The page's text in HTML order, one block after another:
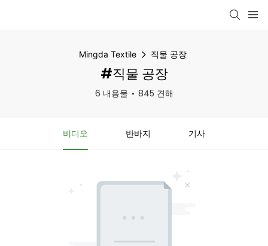
Mingda Textile 직물 공장
#직물 공장
6 내용물 845 견해
비디오 반바지 기사